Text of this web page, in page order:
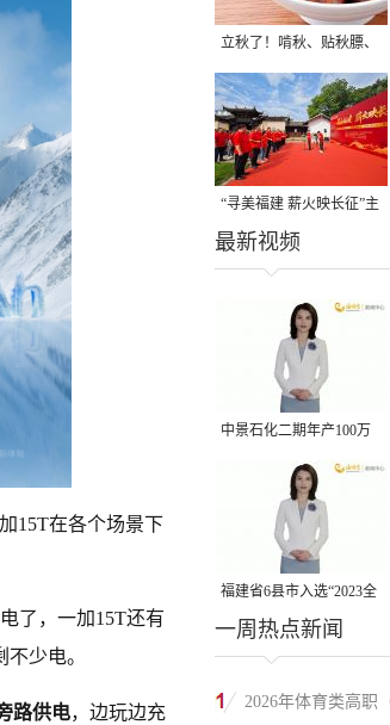
15T在各个场景下
了，一加15T还有
少电。
路供电，边玩边充
立秋了！啃秋、贴秋膘、
晒秋，福建人这样过才够
味→
“寻美福建 薪火映长征”主
题活动在龙岩长汀启动
最新视频
中景石化二期年产100万
吨丙烷脱氢项目建成中交
福建省6县市入选“2023全
国县域发展潜力百强县”
一周热点新闻
2026年体育类高职